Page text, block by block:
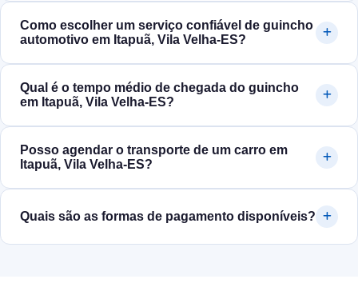
Como escolher um serviço confiável de guincho
automotivo em Itapuã, Vila Velha‑ES?
Qual é o tempo médio de chegada do guincho
em Itapuã, Vila Velha‑ES?
Posso agendar o transporte de um carro em
Itapuã, Vila Velha‑ES?
Quais são as formas de pagamento disponíveis?